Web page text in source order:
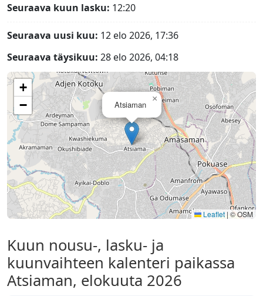
Seuraava kuun lasku: 12:20
Seuraava uusi kuu: 12 elo 2026, 17:36
Seuraava täysikuu: 28 elo 2026, 04:18
Atsiaman
×
+
−
Leaflet | © OSM
Kuun nousu-, lasku- ja
kuunvaihteen kalenteri paikassa
Atsiaman, elokuuta 2026